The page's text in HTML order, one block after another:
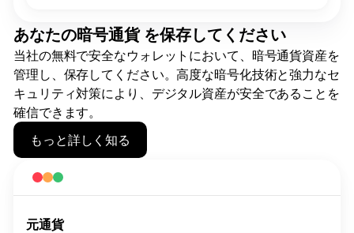
あなたの暗号通貨 を保存してください
当社の無料で安全なウォレットにおいて、暗号通貨資産を
管理し、保存してください。高度な暗号化技術と強力なセ
キュリティ対策により、デジタル資産が安全であることを
確信できます。
もっと詳しく知る
元通貨